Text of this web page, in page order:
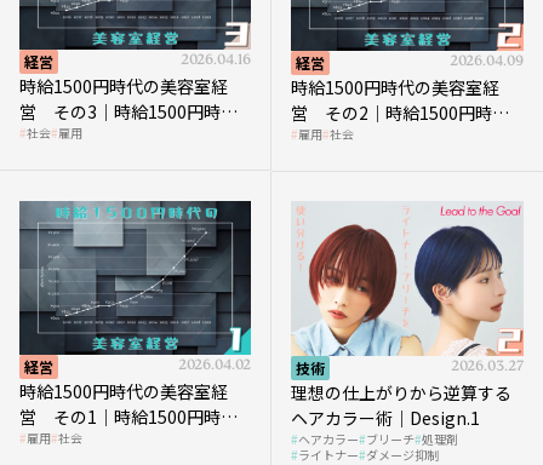
経営 2026.04.16
時給1500円時代の美容室経
営 その3｜時給1500円時
代、美容業はどのような影響
社会 雇用
経営 2026.04.09
時給1500円時代の美容室経
営 その2｜時給1500円時代
に支払う給与はいくらなのか
雇用 社会
経営 2026.04.02
時給1500円時代の美容室経
営 その1｜時給1500円時代
へ向かう社会的背景
雇用 社会
技術 2026.03.27
理想の仕上がりから逆算する
ヘアカラー術｜Design.1
ヘアカラー ブリーチ 処理剤
ライトナー ダメージ抑制